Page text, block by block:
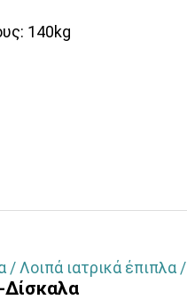
140kg
/ Λοιπά ιατρικά έπιπλα /